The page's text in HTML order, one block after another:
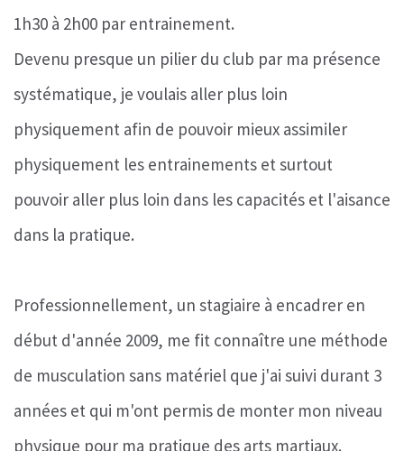
1h30 à 2h00 par entrainement.
Devenu presque un pilier du club par ma présence
systématique, je voulais aller plus loin
physiquement afin de pouvoir mieux assimiler
physiquement les entrainements et surtout
pouvoir aller plus loin dans les capacités et l'aisance
dans la pratique.
Professionnellement, un stagiaire à encadrer en
début d'année 2009, me fit connaître une méthode
de musculation sans matériel que j'ai suivi durant 3
années et qui m'ont permis de monter mon niveau
physique pour ma pratique des arts martiaux.